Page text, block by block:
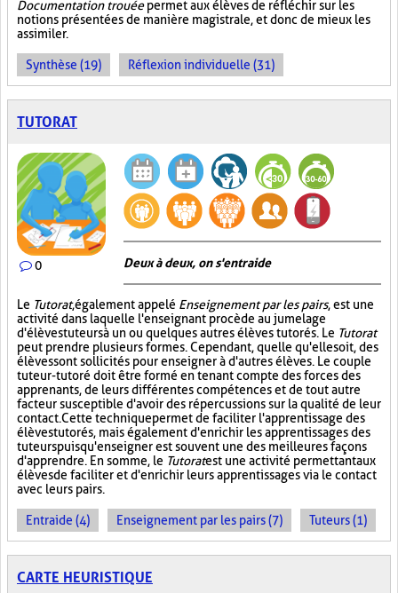
Documentation trouéepermet aux élèves de réfléchir sur les
notions présentées de manière magistrale, et donc de mieux les
assimiler.
Synthèse (19) Réflexion individuelle (31)
TUTORAT
0 Deux à deux, on s'entraide
Le Tutorat, également appelé Enseignement par les pairs, est une
activité dans laquelle l'enseignant procède au jumelage
d'élèves tuteurs à un ou quelques autres élèves tutorés. Le Tutorat
peut prendre plusieurs formes. Cependant, quelle qu'elle soit, des
élèves sont sollicités pour enseigner à d'autres élèves. Le couple
tuteur-tutoré doit être formé en tenant compte des forces des
apprenants, de leurs différentes compétences et de tout autre
facteur susceptible d'avoir des répercussions sur la qualité de leur
contact. Cette technique permet de faciliter l'apprentissage des
élèves tutorés, mais également d'enrichir les apprentissages des
tuteurs puisqu'enseigner est souvent une des meilleures façons
d'apprendre. En somme, le Tutoratest une activité permettant aux
élèves de faciliter et d'enrichir leurs apprentissages via le contact
avec leurs pairs.
Entraide (4) Enseignement par les pairs (7) Tuteurs (1)
CARTE HEURISTIQUE